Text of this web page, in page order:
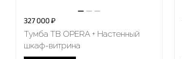
327 000 ₽
Тумба ТВ OPERA + Настенный
шкаф-витрина